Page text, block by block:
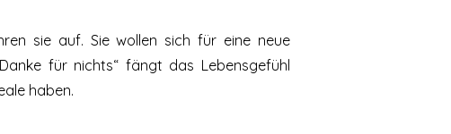
sie auf. Sie wollen sich für eine neue
für nichts“ fängt das Lebensgefühl
haben.